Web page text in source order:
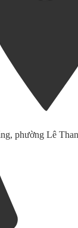
phường Lê